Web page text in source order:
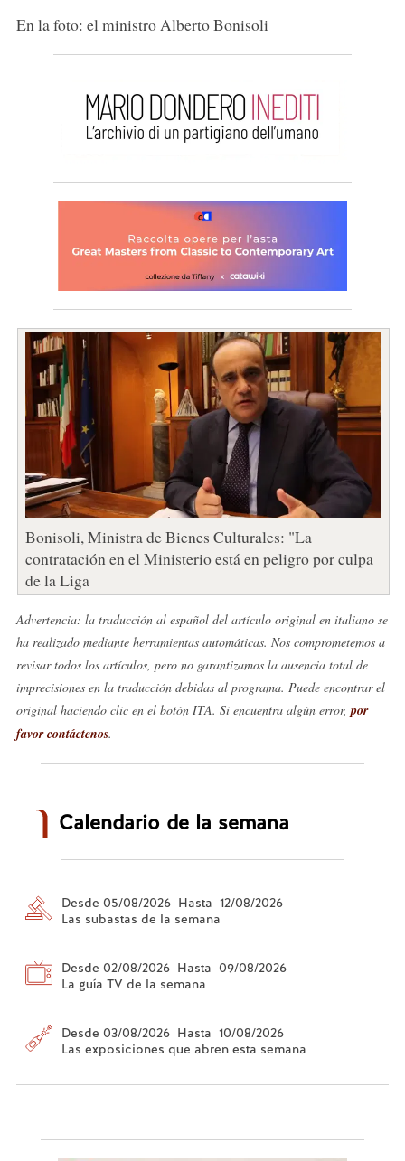
En la foto: el ministro Alberto Bonisoli
Bonisoli, Ministra de Bienes Culturales: "La
contratación en el Ministerio está en peligro por culpa
de la Liga
Advertencia: la traducción al español del artículo original en italiano se
ha realizado mediante herramientas automáticas. Nos comprometemos a
revisar todos los artículos, pero no garantizamos la ausencia total de
imprecisiones en la traducción debidas al programa. Puede encontrar el
original haciendo clic en el botón ITA. Si encuentra algún error, por
favor contáctenos.
Calendario de la semana
Desde 05/08/2026 Hasta 12/08/2026
Las subastas de la semana
Desde 02/08/2026 Hasta 09/08/2026
La guía TV de la semana
Desde 03/08/2026 Hasta 10/08/2026
Las exposiciones que abren esta semana